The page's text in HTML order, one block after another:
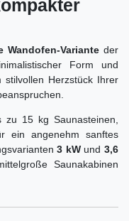
Wandofen-Variante der
Form und
stilvollen Herzstück Ihrer
15 kg Saunasteinen,
ein angenehm sanftes
3 kWund 3,6
Saunakabinen